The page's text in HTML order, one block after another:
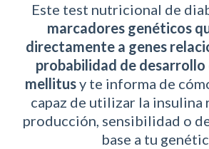
Este test nutricional de
marcadores genéticos
directamente a genes
probabilidad de
mellitusy te informa de
capaz de utilizar la insulina
producción, sensibilidad o
base a tu